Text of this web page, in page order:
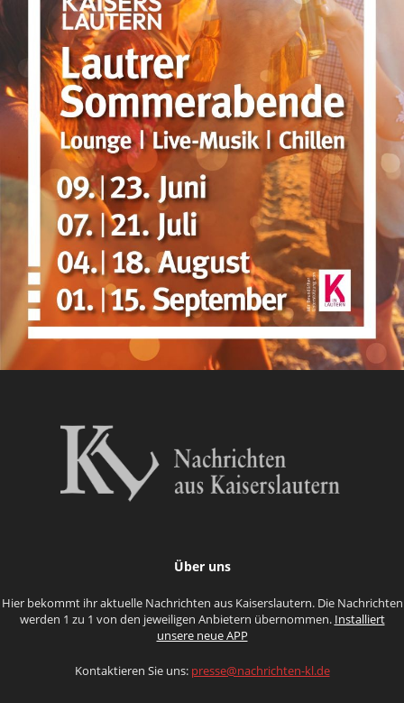
Über uns
Hier bekommt ihr aktuelle Nachrichten aus Kaiserslautern. Die Nachrichten
werden 1 zu 1 von den jeweiligen Anbietern übernommen. Installiert
unsere neue APP
Kontaktieren Sie uns: presse@nachrichten-kl.de